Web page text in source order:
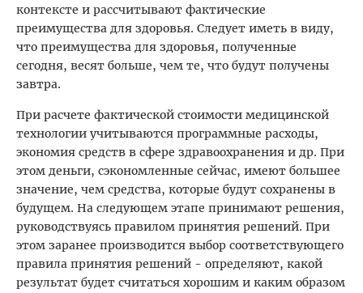
контексте и рассчитывают фактические
преимущества для здоровья. Следует иметь в виду,
что преимущества для здоровья, полученные
сегодня, весят больше, чем те, что будут получены
завтра.
При расчете фактической стоимости медицинской
технологии учитываются программные расходы,
экономия средств в сфере здравоохранения и др. При
этом деньги, сэкономленные сейчас, имеют большее
значение, чем средства, которые будут сохранены в
будущем. На следующем этапе принимают решения,
руководствуясь правилом принятия решений. При
этом заранее производится выбор соответствующего
правила принятия решений - определяют, какой
результат будет считаться хорошим и каким образом